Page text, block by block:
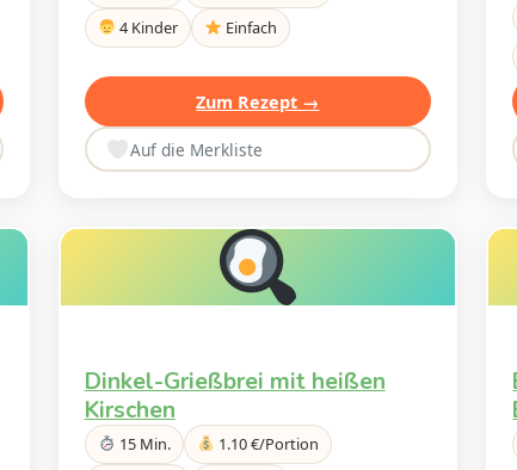
4 Kinder
Einfach
Zum Rezept →
Auf die Merkliste
Dinkel-Grießbrei mit heißen
Kirschen
15 Min.
1.10 €/Portion